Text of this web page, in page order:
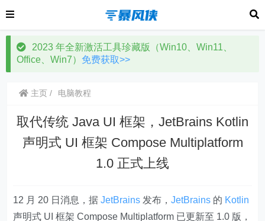
2023 年全新激活工具珍藏版（Win10、Win11、
Office、Win7） 免费获取>>
主页 电脑教程
取代传统 Java UI 框架，JetBrains Kotlin
声明式 UI 框架 Compose Multiplatform
1.0 正式上线
12 月 20 日消息，据JetBrains 发布，JetBrains 的 Kotlin
声明式 UI 框架 Compose Multiplatform 已更新至 1.0 版，